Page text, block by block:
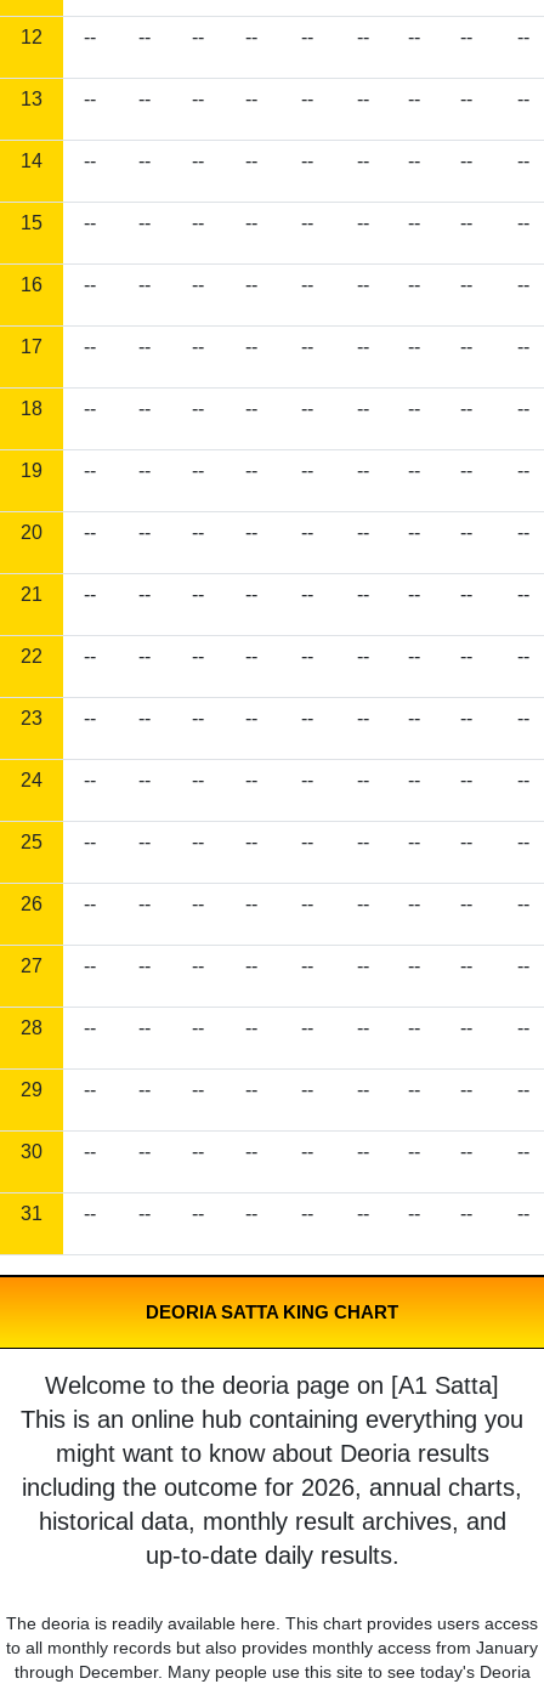
12 -- -- -- -- -- -- -- -- --
13 -- -- -- -- -- -- -- -- --
14 -- -- -- -- -- -- -- -- --
15 -- -- -- -- -- -- -- -- --
16 -- -- -- -- -- -- -- -- --
17 -- -- -- -- -- -- -- -- --
18 -- -- -- -- -- -- -- -- --
19 -- -- -- -- -- -- -- -- --
20 -- -- -- -- -- -- -- -- --
21 -- -- -- -- -- -- -- -- --
22 -- -- -- -- -- -- -- -- --
23 -- -- -- -- -- -- -- -- --
24 -- -- -- -- -- -- -- -- --
25 -- -- -- -- -- -- -- -- --
26 -- -- -- -- -- -- -- -- --
27 -- -- -- -- -- -- -- -- --
28 -- -- -- -- -- -- -- -- --
29 -- -- -- -- -- -- -- -- --
30 -- -- -- -- -- -- -- -- --
31 -- -- -- -- -- -- -- -- --
DEORIA SATTA KING CHART
Welcome to the deoria page on [A1 Satta]
This is an online hub containing everything you
might want to know about Deoria results
including the outcome for 2026, annual charts,
historical data, monthly result archives, and
up-to-date daily results.
The deoria is readily available here. This chart provides users access
to all monthly records but also provides monthly access from January
through December. Many people use this site to see today's Deoria